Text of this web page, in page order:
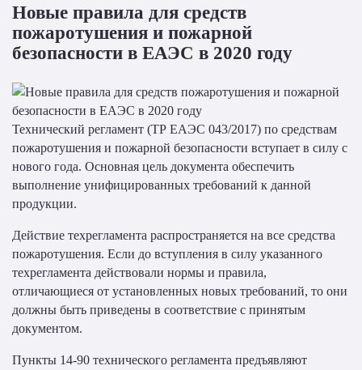
Новые правила для средств
пожаротушения и пожарной
безопасности в ЕАЭС в 2020 году
Технический регламент (ТР ЕАЭС 043/2017) по средствам
пожаротушения и пожарной безопасности вступает в силу с
нового года. Основная цель документа обеспечить
выполнение унифицированных требований к данной
продукции.
Действие техрегламента распространяется на все средства
пожаротушения. Если до вступления в силу указанного
техрегламента действовали нормы и правила,
отличающиеся от установленных новых требований, то они
должны быть приведены в соответствие с принятым
документом.
Пункты 14-90 технического регламента предъявляют